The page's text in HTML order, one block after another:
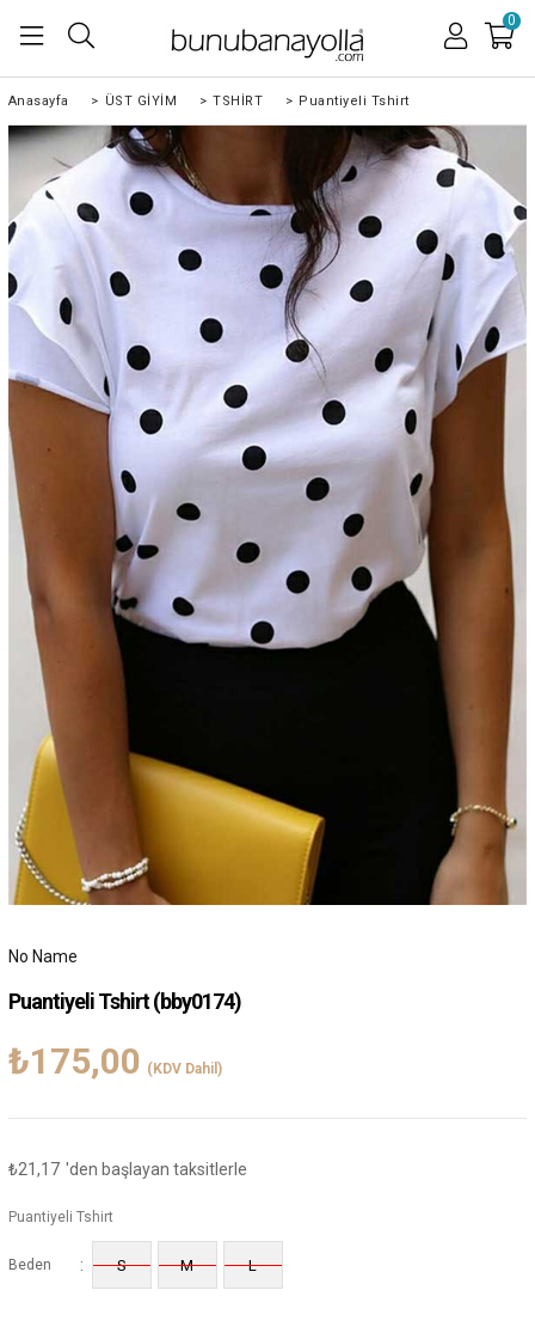
0
Anasayfa > ÜST GİYİM > TSHİRT > Puantiyeli Tshirt
No Name
Puantiyeli Tshirt(bby0174)
₺175,00 (KDV Dahil)
₺21,17 'den başlayan taksitlerle
Puantiyeli Tshirt
Beden : S M L